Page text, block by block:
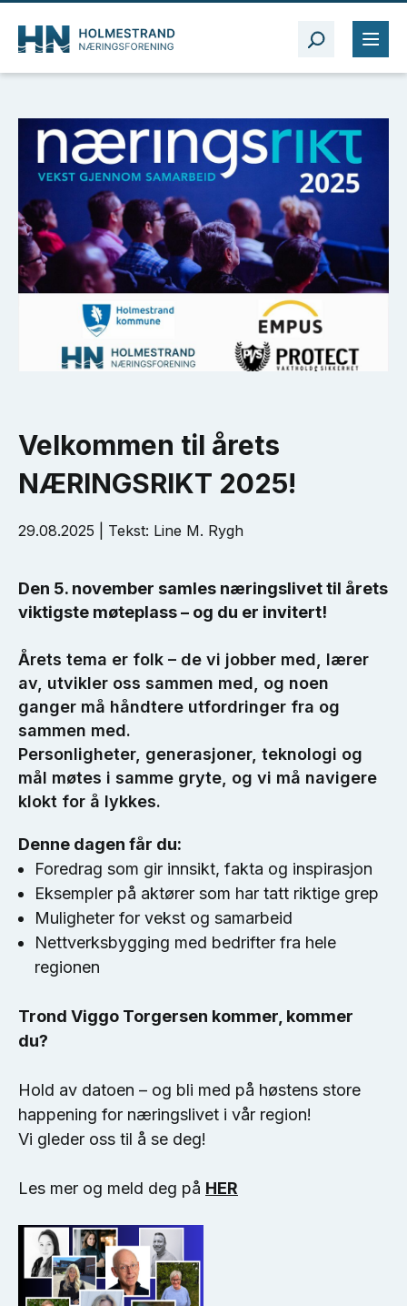
Velkommen til årets
NÆRINGSRIKT 2025!
29.08.2025 | Tekst: Line M. Rygh
Den 5. november samles næringslivet til årets
viktigste møteplass – og du er invitert!
Årets tema er folk – de vi jobber med, lærer
av, utvikler oss sammen med, og noen
ganger må håndtere utfordringer fra og
sammen med.
Personligheter, generasjoner, teknologi og
mål møtes i samme gryte, og vi må navigere
klokt for å lykkes.
Denne dagen får du:
Foredrag som gir innsikt, fakta og inspirasjon
Eksempler på aktører som har tatt riktige grep
Muligheter for vekst og samarbeid
Nettverksbygging med bedrifter fra hele
regionen
Trond Viggo Torgersen kommer, kommer
du?
Hold av datoen – og bli med på høstens store
happening for næringslivet i vår region!
Vi gleder oss til å se deg!
Les mer og meld deg på HER